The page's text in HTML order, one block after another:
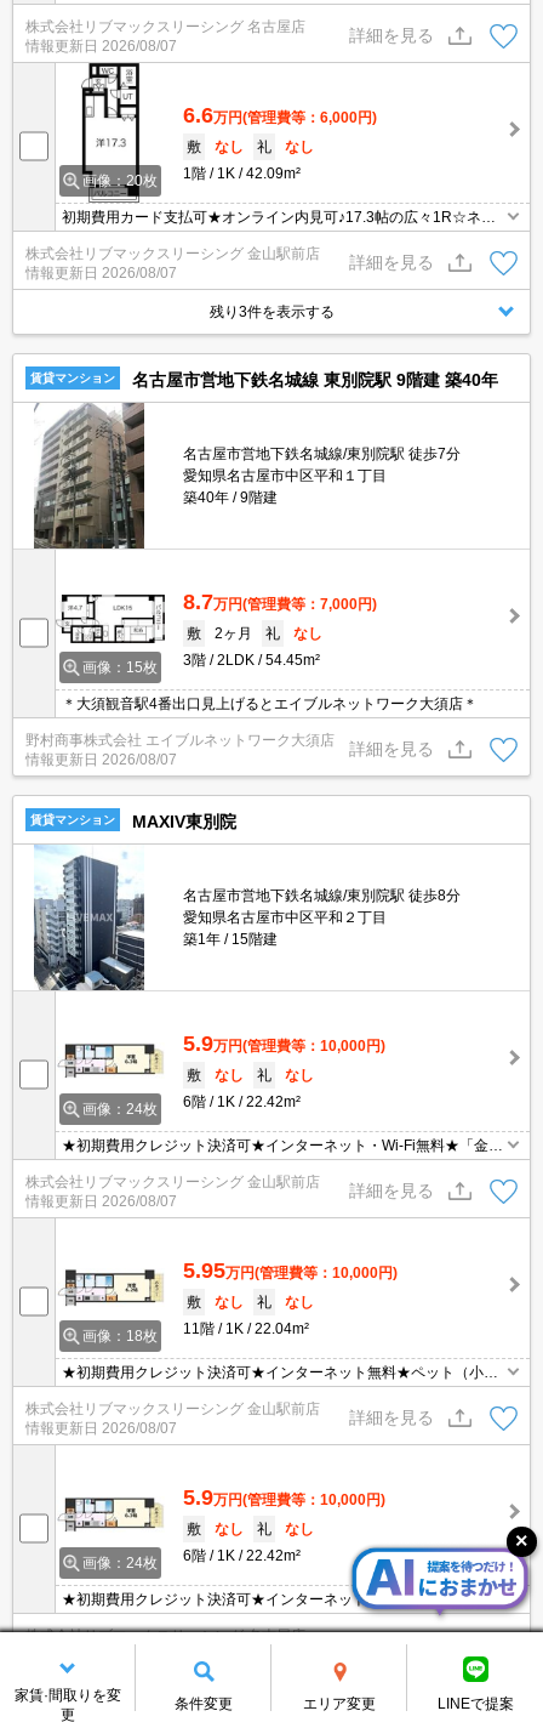
ト無料です
株式会社リブマックスリーシング 名古屋店
情報更新日 2026/08/07
詳細を見る
画像：20枚
6.6万円(管理費等：6,000円)
敷
なし 礼
なし
1階
1K 42.09m²
初期費用カード支払可★オンライン内見可♪17.3帖の広々1R☆ネッ
ト無料です
株式会社リブマックスリーシング 金山駅前店
情報更新日 2026/08/07
詳細を見る
残り3件を表示する
賃貸マンション 名古屋市営地下鉄名城線 東別院駅 9階建 築40年
名古屋市営地下鉄名城線/東別院駅 徒歩7分
愛知県名古屋市中区平和１丁目
築40年
9階建
画像：15枚
8.7万円(管理費等：7,000円)
敷
2ヶ月 礼
なし
3階
2LDK 54.45m²
＊大須観音駅4番出口見上げるとエイブルネットワーク大須店＊
野村商事株式会社 エイブルネットワーク大須店
情報更新日 2026/08/07
詳細を見る
賃貸マンション MAXIV東別院
名古屋市営地下鉄名城線/東別院駅 徒歩8分
愛知県名古屋市中区平和２丁目
築1年
15階建
画像：24枚
5.9万円(管理費等：10,000円)
敷
なし 礼
なし
6階
1K 22.42m²
★初期費用クレジット決済可★インターネット・Wi-Fi無料★「金
山」駅徒歩圏内☆ペット飼育時共益費2000円追加（犬・猫いずれか
１匹：成長時体長50センチ以下、体高30センチ以下）。
株式会社リブマックスリーシング 金山駅前店
情報更新日 2026/08/07
詳細を見る
画像：18枚
5.95万円(管理費等：10,000円)
敷
なし 礼
なし
11階
1K 22.04m²
★初期費用クレジット決済可★インターネット無料★ペット（小型
犬・猫）可★設備充実！人気の1K♪ドラックストアやコンビニが徒
歩圏内にあり便利な立地です♪
株式会社リブマックスリーシング 金山駅前店
情報更新日 2026/08/07
詳細を見る
画像：24枚
5.9万円(管理費等：10,000円)
敷
なし 礼
なし
6階
1K 22.42m²
★初期費用クレジット決済可★インターネット・Wi-Fi無料★「金
山」駅徒歩圏内☆ペット飼育時共益費2000円追加（犬・猫いずれか
株式会社リブマックスリーシング 名古屋店
詳細を見る
残り11件を表示する
家賃·間取りを変
更
条件変更 エリア変更 LINEで提案